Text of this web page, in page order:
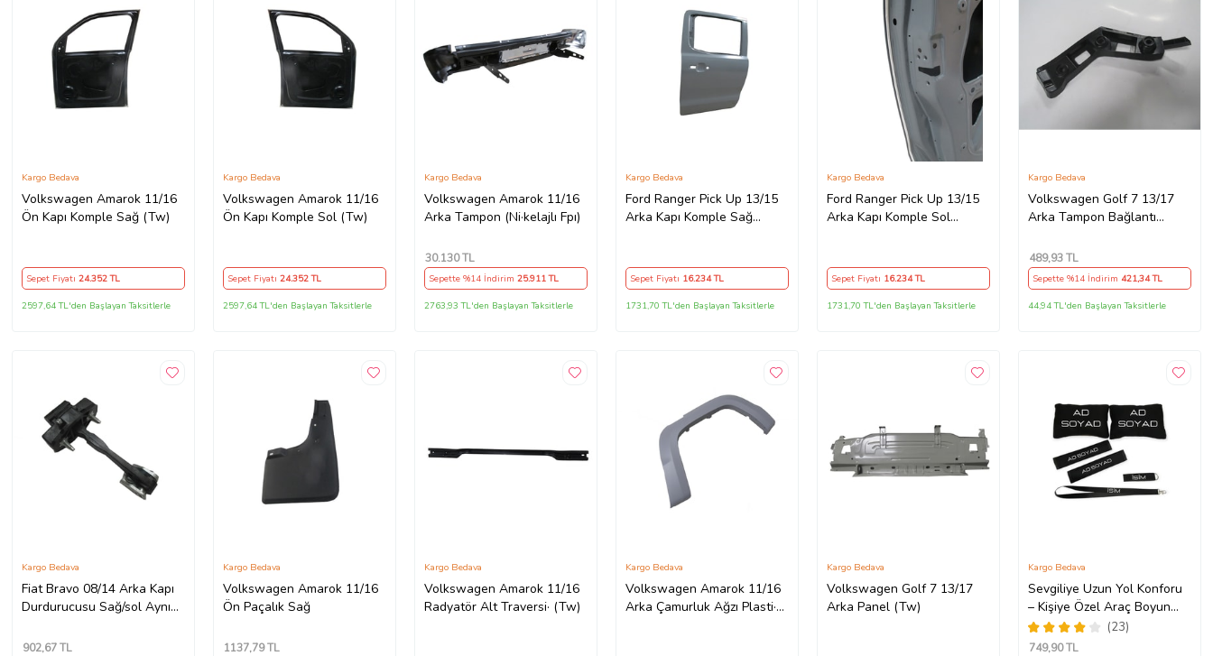
Volkswagen Amarok 11/16
Ön Kapı Komple Sağ (Tw)
Kargo Bedava
Sepet Fiyatı 24.352TL
2597,64 TL'den Başlayan Taksitlerle
Volkswagen Amarok 11/16
Ön Kapı Komple Sol (Tw)
Kargo Bedava
Sepet Fiyatı 24.352TL
2597,64 TL'den Başlayan Taksitlerle
Volkswagen Amarok 11/16
Arka Tampon (Ni·kelajlı Fpı)
Kargo Bedava
30.130TL
Sepette %14 İndirim 25.911TL
2763,93 TL'den Başlayan Taksitlerle
Ford Ranger Pick Up 13/15
Arka Kapı Komple Sağ
Kargo Bedava
Sepet Fiyatı 16.234TL
1731,70 TL'den Başlayan Taksitlerle
Ford Ranger Pick Up 13/15
Arka Kapı Komple Sol
Kargo Bedava
Sepet Fiyatı 16.234TL
1731,70 TL'den Başlayan Taksitlerle
Volkswagen Golf 7 13/17
Arka Tampon Bağlantı
Kargo Bedava
489,93 TL
Sepette %14 İndirim 421,34 TL
44,94 TL'den Başlayan Taksitlerle
Fiat Bravo 08/14 Arka Kapı
Durdurucusu Sağ/sol Aynı
Kargo Bedava
902,67 TL
Volkswagen Amarok 11/16
Ön Paçalık Sağ
Kargo Bedava
1137,79 TL
Volkswagen Amarok 11/16
Radyatör Alt Traversi· (Tw)
Kargo Bedava
Volkswagen Amarok 11/16
Arka Çamurluk Ağzı Plasti·ği·
Kargo Bedava
Volkswagen Golf 7 13/17
Arka Panel (Tw)
Kargo Bedava
Sevgiliye Uzun Yol Konforu
– Kişiye Özel Araç Boyun
Yastığı & Kemer Pedi Hediye
Seti
(23)
Kargo Bedava
749,90 TL